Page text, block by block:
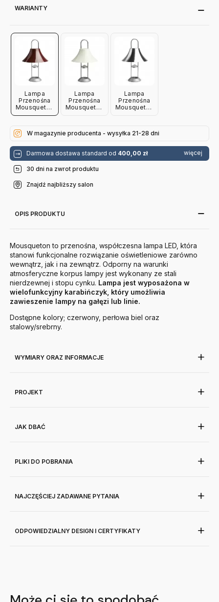
WARIANTY
Lampa
Przenośna
Mousqueton
Czerwona
Lampa
Przenośna
Mousqueton
Lampa
Przenośna
Mousqueton
W magazynie producenta - wysyłka 21-28 dni
Darmowa dostawa standard od 400,00 zł więcej
30 dni na zwrot produktu
Znajdź najbliższy salon
OPIS PRODUKTU
Mousqueton to przenośna, współczesna lampa LED, która
stanowi funkcjonalne rozwiązanie oświetleniowe zarówno
wewnątrz, jak i na zewnątrz. Odporny na warunki
atmosferyczne korpus lampy jest wykonany ze stali
nierdzewnej i stopu cynku. Lampa jest wyposażona w
wielofunkcyjny karabińczyk, który umożliwia
zawieszenie lampy na gałęzi lub linie.
Dostępne kolory; czerwony, perłowa biel oraz
stalowy/srebrny.
WYMIARY ORAZ INFORMACJE
PROJEKT
JAK DBAĆ
PLIKI DO POBRANIA
NAJCZĘŚCIEJ ZADAWANE PYTANIA
ODPOWIEDZIALNY DESIGN I CERTYFIKATY